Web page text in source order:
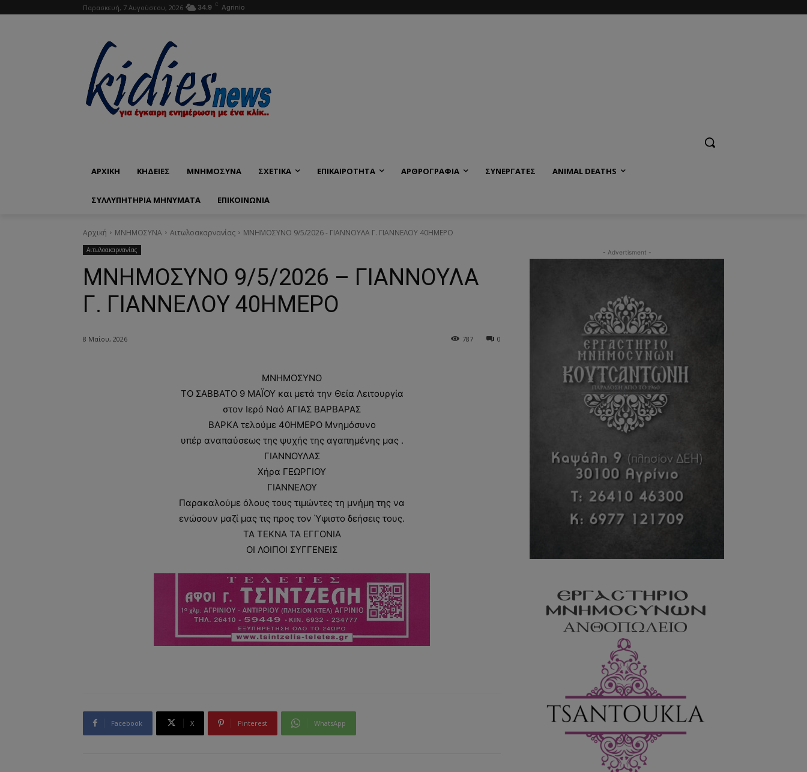
Παρασκευή, 7 Αυγούστου, 2026 34.9 C Agrinio
ΑΡΧΙΚΗ ΚΗΔΕΙΕΣ ΜΝΗΜΟΣΥΝΑ ΣΧΕΤΙΚΑ ΕΠΙΚΑΙΡΟΤΗΤΑ ΑΡΘΡΟΓΡΑΦΙΑ ΣΥΝΕΡΓΑΤΕΣ ANIMAL DEATHS
ΣΥΛΛΥΠΗΤΗΡΙΑ ΜΗΝΥΜΑΤΑ ΕΠΙΚΟΙΝΩΝΊΑ
Αρχική ΜΝΗΜΟΣΥΝΑ Αιτωλοακαρνανίας ΜΝΗΜΟΣΥΝΟ 9/5/2026 - ΓΙΑΝΝΟΥΛΑ Γ. ΓΙΑΝΝΕΛΟΥ 40ΗΜΕΡΟ
Αιτωλοακαρνανίας
ΜΝΗΜΟΣΥΝΟ 9/5/2026 – ΓΙΑΝΝΟΥΛΑ
Γ. ΓΙΑΝΝΕΛΟΥ 40ΗΜΕΡΟ
8 Μαΐου, 2026 0
787
ΜΝΗΜΟΣΥΝΟ
ΤΟ ΣΑΒΒΑΤΟ 9 ΜΑΪΟΥ και μετά την Θεία Λειτουργία
στον Ιερό Ναό ΑΓΙΑΣ ΒΑΡΒΑΡΑΣ
ΒΑΡΚΑ τελούμε 40ΗΜΕΡΟ Μνημόσυνο
υπέρ αναπαύσεως της ψυχής της αγαπημένης μας .
ΓΙΑΝΝΟΥΛΑΣ
Χήρα ΓΕΩΡΓΙΟΥ
ΓΙΑΝΝΕΛΟΥ
Παρακαλούμε όλους τους τιμώντες τη μνήμη της να
ενώσουν μαζί μας τις προς τον Ύψιστο δεήσεις τους.
ΤΑ ΤΕΚΝΑ ΤΑ ΕΓΓΟΝΙΑ
ΟΙ ΛΟΙΠΟΙ ΣΥΓΓΕΝΕΙΣ
Facebook X Pinterest WhatsApp
- Advertisment -